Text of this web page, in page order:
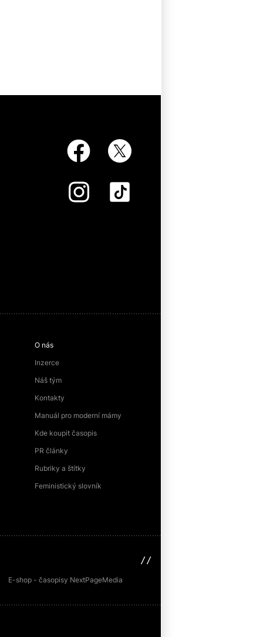
O nás
Inzerce
Náš tým
Kontakty
Manuál pro moderní mámy
Kde koupit časopis
PR články
Rubriky a štítky
Feministický slovník
E-shop - časopisy NextPageMedia